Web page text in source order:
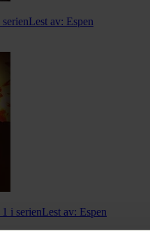
Lest av: Espen
i serienLest av: Espen